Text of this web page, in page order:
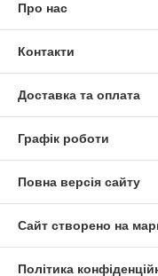
Про нас
Контакти
Доставка та оплата
Графік роботи
Повна версія сайту
Сайт створено на
Політика